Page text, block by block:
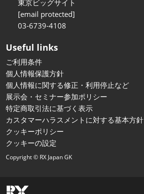
東京ビッグサイト
[email protected]
03-6739-4108
Useful links
ご利用条件
個人情報保護方針
個人情報に関する修正・利用停止など
展示会・セミナー参加ポリシー
特定商取引法に基づく表示
カスタマーハラスメントに対する基本方針
クッキーポリシー
クッキーの設定
Copyright © RX Japan GK